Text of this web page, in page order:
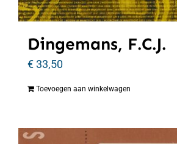
Dingemans, F.C.J.
€33,50
Toevoegen aan winkelwagen